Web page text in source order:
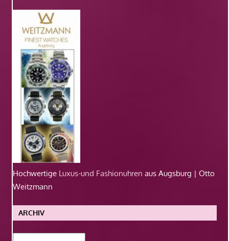
Hochwertige Luxus-und Fashionuhren aus Augsburg | Otto
Weitzmann
ARCHIV